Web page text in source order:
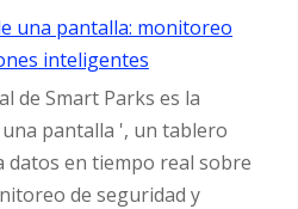
una pantalla: monitoreo
inteligentes
de Smart Parks es la
pantalla ', un tablero
datos en tiempo real sobre
de seguridad y